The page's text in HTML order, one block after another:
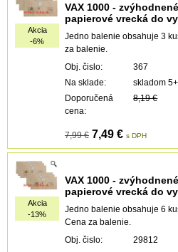
Akcia
-6%
VAX 1000 -
papierové vrecká do
Jedno balenie obsahuje 3
za balenie.
Obj. čislo:
367
Na sklade:
skladom 5+
Doporučená
cena:
8,19 €
7,99 € 7,49 € s DPH
Akcia
-13%
VAX 1000 -
papierové vrecká do
Jedno balenie obsahuje 6
Cena za balenie.
Obj. čislo:
29812